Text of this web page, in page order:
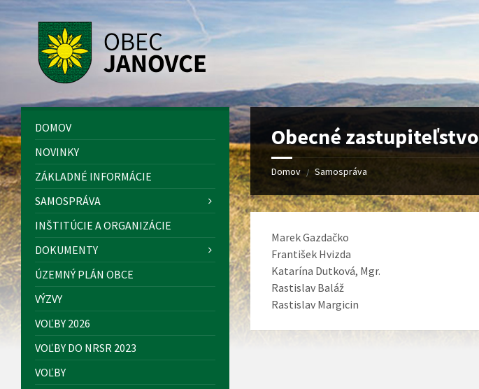
Preskočiť
na
obsah
Preskočiť
na
ľavý
panel
Preskočiť
na
pätičku
Obecné zastupiteľstvo
Domov / Samospráva
Marek Gazdačko
František Hvizda
Katarína Dutková, Mgr.
Rastislav Baláž
Rastislav Margicin
DOMOV
NOVINKY
ZÁKLADNÉ INFORMÁCIE
SAMOSPRÁVA
INŠTITÚCIE A ORGANIZÁCIE
DOKUMENTY
ÚZEMNÝ PLÁN OBCE
VÝZVY
VOĽBY 2026
VOĽBY DO NRSR 2023
VOĽBY